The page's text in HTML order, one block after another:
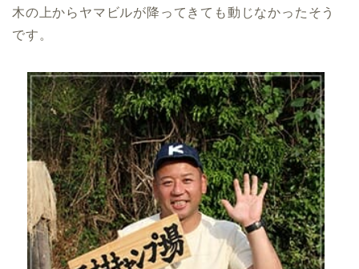
木の上からヤマビルが降ってきても動じなかったそう
です。